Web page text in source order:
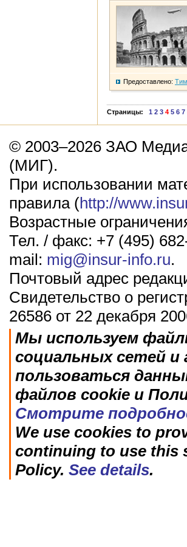
Предоставлено:
Страницы: 1 2 3 4 5 6 7
© 2003–2026 ЗАО
(МИГ).
При использовании
правила (http://
Возрастные
Тел. / факс: +7 (495)
mail: mig@insur-info.ru.
Почтовый адрес
Свидетельство о
26586 от 22 декабря
Мы используем
социальных сетей и
пользоваться
файлов cookie и
Смотрите
We use cookies to
continuing to use this
Policy. See details.